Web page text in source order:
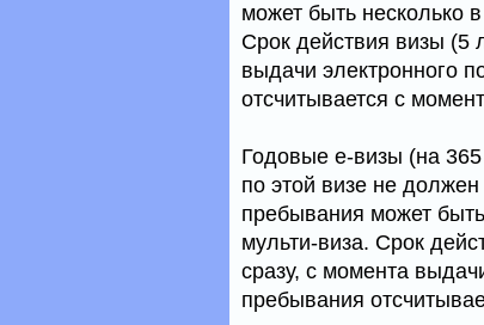
может быть несколько
Срок действия визы (5
выдачи электронного
отсчитывается с
Годовые е-визы (на
по этой визе не
пребывания может
мульти-виза. Срок
сразу, с момента
пребывания